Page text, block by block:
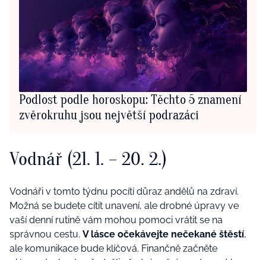
Podlost podle horoskopu: Těchto 5 znamení
zvěrokruhu jsou největší podrazáci
Vodnář (21. 1. – 20. 2.)
Vodnáři v tomto týdnu pocítí důraz andělů na zdraví.
Možná se budete cítit unavení, ale drobné úpravy ve
vaší denní rutině vám mohou pomoci vrátit se na
správnou cestu. V lásce očekávejte nečekané štěstí,
ale komunikace bude klíčová. Finančně začněte